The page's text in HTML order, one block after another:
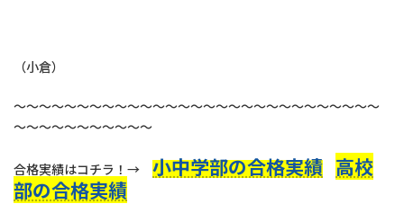
（小倉）
～～～～～～～～～～～～～～～～～～～～～～～～～～～～～
～～～～～～～～～～～
合格実績はコチラ！→ 小中学部の合格実績 高校
部の合格実績